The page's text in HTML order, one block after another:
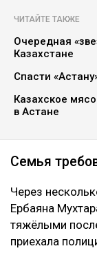
ЧИТАЙТЕ ТАКЖЕ
Очередная
Казахстане
Спасти
Казахское
в Астане
Семья
Через
Ербаяна
тяжёлыми
приехала